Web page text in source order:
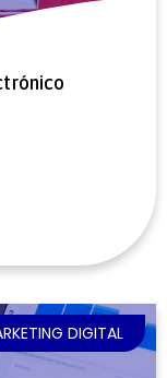
DIGITAL